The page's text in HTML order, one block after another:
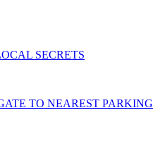
SECRETS
TO NEAREST PARKING